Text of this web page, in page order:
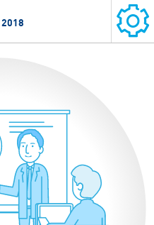
2018